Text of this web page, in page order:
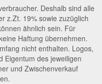
Deshalb sind alle
z.Zt. 19% sowie zuzüglich
ähnlich sein. Für
Haftung übernehmen.
nicht enthalten. Logos,
Eigentum des jeweiligen
und Zwischenverkauf